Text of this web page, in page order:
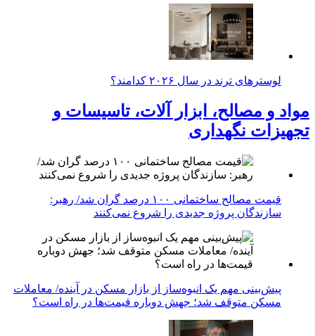
لوسترهای ترند در سال ۲۰۲۶ کدامند؟
مواد و مصالح، ابزار آلات، تاسیسات و
تجهیزات نگهداری
قیمت مصالح ساختمانی ۱۰۰ درصد گران شد/ رهبر:
سازندگان پروژه جدیدی را شروع نمی‌کنند
پیش‌بینی مهم یک انبوه‌ساز از بازار مسکن در آینده/ معاملات
مسکن متوقف شد؛ جهش دوباره قیمت‌ها در راه است؟